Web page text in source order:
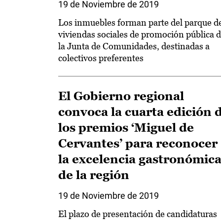
19 de Noviembre de 2019
Los inmuebles forman parte del parque
viviendas sociales de promoción pública
la Junta de Comunidades, destinadas a
colectivos preferentes
El Gobierno regional
convoca la cuarta edición
los premios ‘Miguel de
Cervantes’ para reconocer
la excelencia gastronómica
de la región
19 de Noviembre de 2019
El plazo de presentación de candidaturas